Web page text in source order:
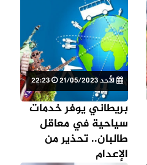
الأحد 21/05/2023 22:23
بريطاني يوفر خدمات
سياحية في معاقل
طالبان.. تحذير من
الإعدام